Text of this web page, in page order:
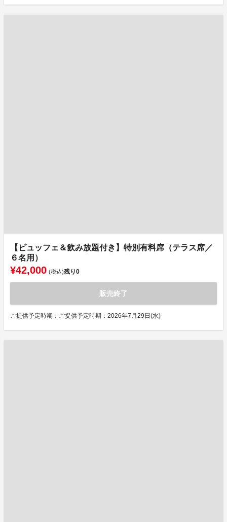
【ビュッフェ＆飲み放題付き】特別有料席（テラス席／
６名用）
¥42,000 (税込)残り0
販売終了
ご提供予定時期：ご提供予定時期：2026年7月29日(水)